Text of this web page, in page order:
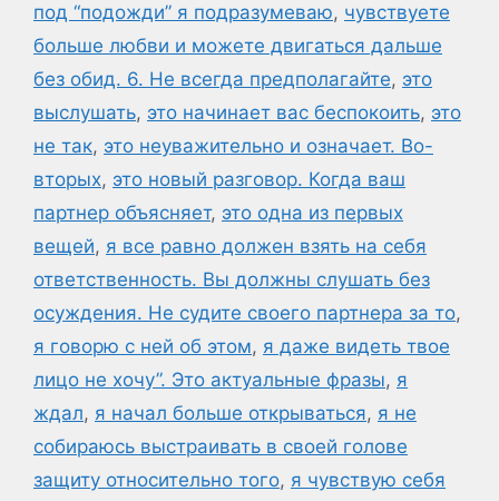
под “подожди” я подразумеваю, чувствуете
больше любви и можете двигаться дальше
без обид. 6. Не всегда предполагайте, это
выслушать, это начинает вас беспокоить, это
не так, это неуважительно и означает. Во-
вторых, это новый разговор. Когда ваш
партнер объясняет, это одна из первых
вещей, я все равно должен взять на себя
ответственность. Вы должны слушать без
осуждения. Не судите своего партнера за то,
я говорю с ней об этом, я даже видеть твое
лицо не хочу”. Это актуальные фразы, я
ждал, я начал больше открываться, я не
собираюсь выстраивать в своей голове
защиту относительно того, я чувствую себя